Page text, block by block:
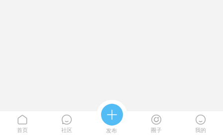

首页

社区

发布

圈子

我的